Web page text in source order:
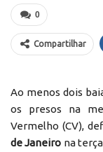
0
Compartilhar
Ao menos dois
os presos na
Vermelho (CV),
de Janeiro na